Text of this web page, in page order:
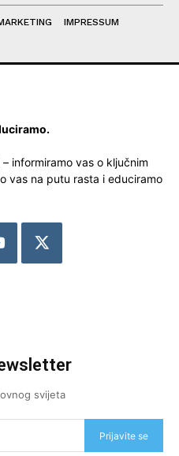
IMPRESSUM
informiramo vas o ključnim
vas na putu rasta i educiramo
svijeta
Prijavite se